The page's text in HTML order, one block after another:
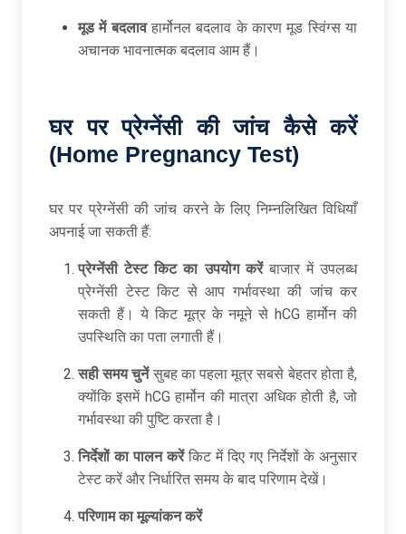
मूड में बदलावहार्मोनल बदलाव के कारण मूड स्विंग्स या
अचानक भावनात्मक बदलाव आम हैं।
घर पर प्रेग्नेंसी की जांच कैसे करें
(Home Pregnancy Test)
घर पर प्रेग्नेंसी की जांच करने के लिए निम्नलिखित विधियाँ
अपनाई जा सकती हैं:
प्रेग्नेंसी टेस्ट किट का उपयोग करेंबाजार में उपलब्ध
प्रेग्नेंसी टेस्ट किट से आप गर्भावस्था की जांच कर
सकती हैं। ये किट मूत्र के नमूने से hCG हार्मोन की
उपस्थिति का पता लगाती हैं।
सही समय चुनेंसुबह का पहला मूत्र सबसे बेहतर होता है,
क्योंकि इसमें hCG हार्मोन की मात्रा अधिक होती है, जो
गर्भावस्था की पुष्टि करता है।
निर्देशों का पालन करेंकिट में दिए गए निर्देशों के अनुसार
टेस्ट करें और निर्धारित समय के बाद परिणाम देखें।
परिणाम का मूल्यांकन करें